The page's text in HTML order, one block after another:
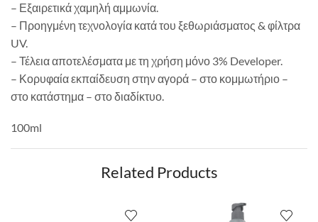
– Εξαιρετικά χαμηλή αμμωνία.
– Προηγμένη τεχνολογία κατά του ξεθωριάσματος & φίλτρα
UV.
– Τέλεια αποτελέσματα με τη χρήση μόνο 3% Developer.
– Κορυφαία εκπαίδευση στην αγορά – στο κομμωτήριο –
στο κατάστημα – στο διαδίκτυο.
100ml
Related Products